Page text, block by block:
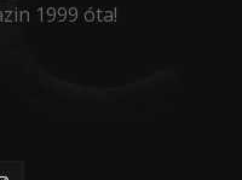
1999 óta!